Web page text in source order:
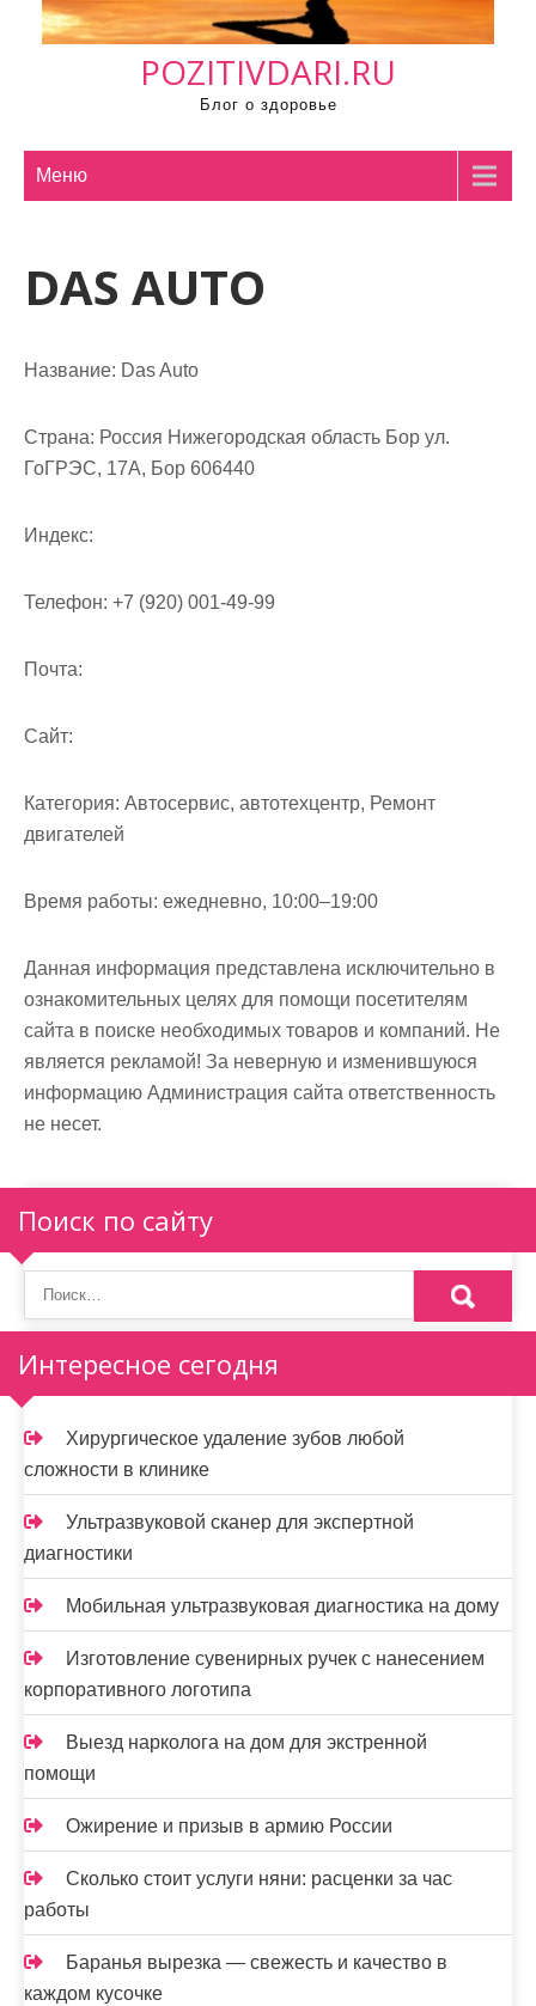
POZITIVDARI.RU
Блог о здоровье
Меню
DAS AUTO
Название: Das Auto
Страна: Россия Нижегородская область Бор ул.
ГоГРЭС, 17А, Бор 606440
Индекс:
Телефон: +7 (920) 001-49-99
Почта:
Cайт:
Категория: Автосервис, автотехцентр, Ремонт
двигателей
Время работы: ежедневно, 10:00–19:00
Данная информация представлена исключительно в
ознакомительных целях для помощи посетителям
сайта в поиске необходимых товаров и компаний. Не
является рекламой! За неверную и изменившуюся
информацию Администрация сайта ответственность
не несет.
Поиск по сайту
Интересное сегодня
Хирургическое удаление зубов любой
сложности в клинике
Ультразвуковой сканер для экспертной
диагностики
Мобильная ультразвуковая диагностика на дому
Изготовление сувенирных ручек с нанесением
корпоративного логотипа
Выезд нарколога на дом для экстренной
помощи
Ожирение и призыв в армию России
Сколько стоит услуги няни: расценки за час
работы
Баранья вырезка — свежесть и качество в
каждом кусочке